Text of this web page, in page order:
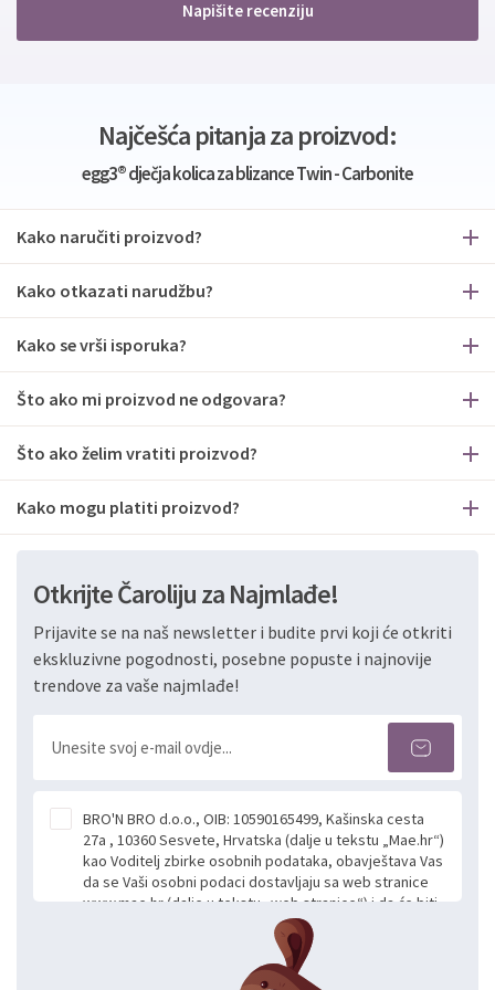
Napišite recenziju
Najčešća pitanja za proizvod:
egg3® dječja kolica za blizance Twin - Carbonite
Kako naručiti proizvod?
Kako otkazati narudžbu?
Kako se vrši isporuka?
Što ako mi proizvod ne odgovara?
Što ako želim vratiti proizvod?
Kako mogu platiti proizvod?
Otkrijte Čaroliju za Najmlađe!
Prijavite se na naš newsletter i budite prvi koji će otkriti
ekskluzivne pogodnosti, posebne popuste i najnovije
trendove za vaše najmlađe!
BRO'N BRO d.o.o., OIB: 10590165499, Kašinska cesta
27a , 10360 Sesvete, Hrvatska (dalje u tekstu „Mae.hr“)
kao Voditelj zbirke osobnih podataka, obavještava Vas
da se Vaši osobni podaci dostavljaju sa web stranice
www.mae.hr (dalje u tekstu „web stranice“) i da će biti
obrađeni. Prihvaćanjem ove Izjave smatra se da
slobodno i izričito dajete privolu za prikupljanje i daljnju
obradu Vaših osobnih podataka koje ustupate Mae.hr